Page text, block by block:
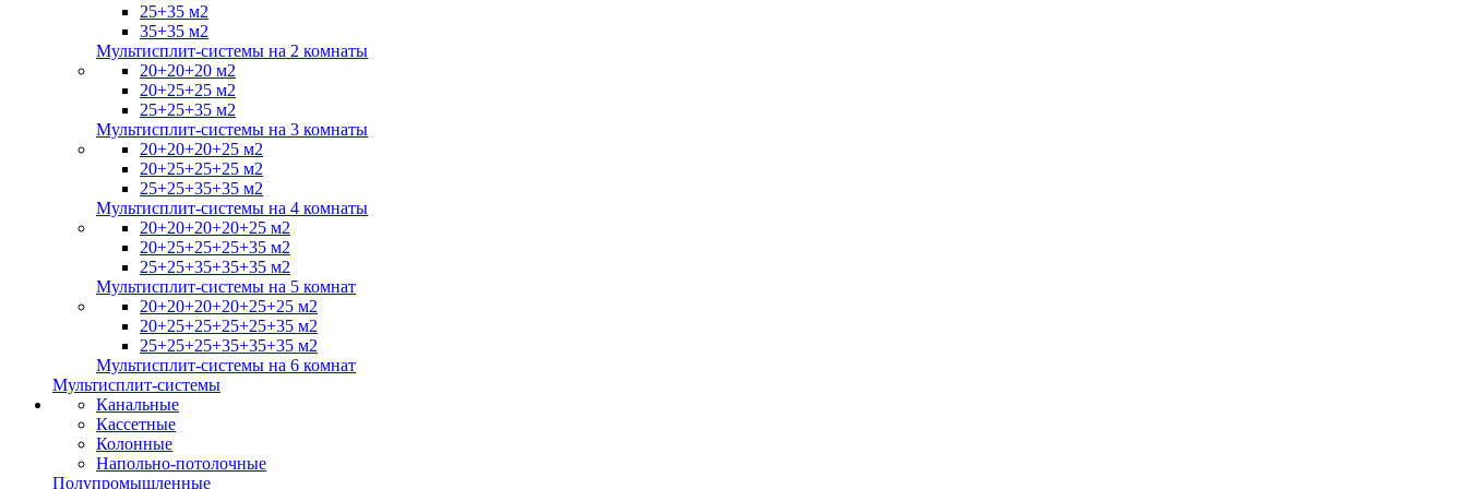
25+35 м2
35+35 м2
Мультисплит-системы на 2 комнаты
20+20+20 м2
20+25+25 м2
25+25+35 м2
Мультисплит-системы на 3 комнаты
20+20+20+25 м2
20+25+25+25 м2
25+25+35+35 м2
Мультисплит-системы на 4 комнаты
20+20+20+20+25 м2
20+25+25+25+35 м2
25+25+35+35+35 м2
Мультисплит-системы на 5 комнат
20+20+20+20+25+25 м2
20+25+25+25+25+35 м2
25+25+25+35+35+35 м2
Мультисплит-системы на 6 комнат
Мультисплит-системы
Канальные
Кассетные
Колонные
Напольно-потолочные
Полупромышленные